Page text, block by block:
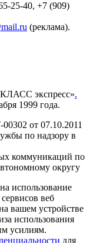
25-40, +7 (909)
(реклама).
экспресс».
1999 года.
от 07.10.2011
по надзору в
коммуникаций по
округу
использование
веб
вашем устройстве
использования
усилиям.
для